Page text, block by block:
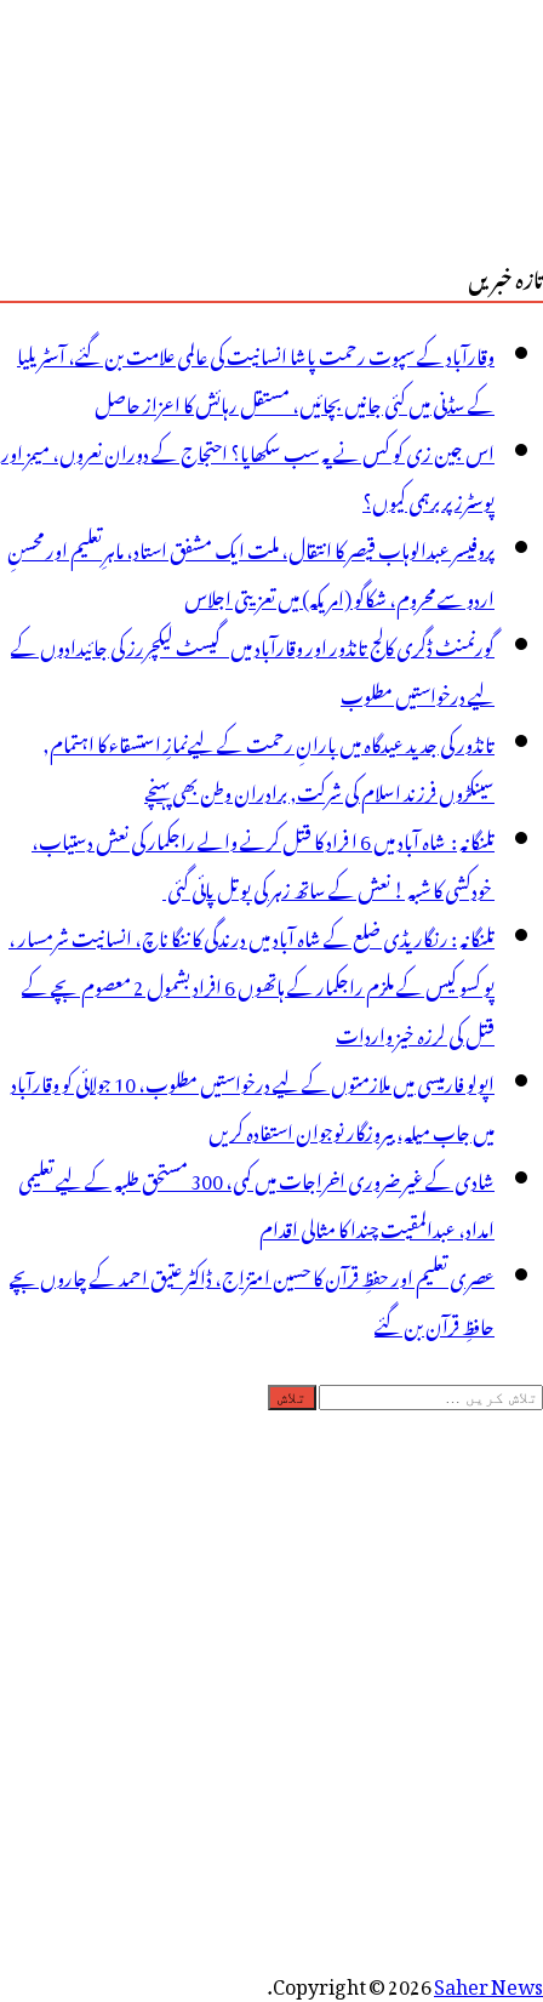
تازہ خبریں
وقارآباد کے سپوت رحمت پاشا انسانیت کی عالمی علامت بن گئے، آسٹریلیا
کے سڈنی میں کئی جانیں بچائیں، مستقل رہائش کا اعزاز حاصل
اس جین زی کو کس نے یہ سب سکھایا؟ احتجاج کے دوران نعروں، میمز اور
پوسٹرز پر برہمی کیوں؟
پروفیسر عبدالوہاب قیصر کا انتقال، ملت ایک مشفق استاد، ماہرِتعلیم اور محسنِ
اردو سے محروم، شکاگو (امریکہ) میں تعزیتی اجلاس
گورنمنٹ ڈگری کالج تانڈور اور وقارآباد میں گیسٹ لیکچررز کی جائیدادوں کے
لیے درخواستیں مطلوب
تانڈور کی جدید عیدگاہ میں بارانِ رحمت کے لیےنمازِ استسقاء کا اہتمام,
سینکڑوں فرزند اسلام کی شرکت, برادران وطن بھی پہنچے
تلنگانہ : شاہ آباد میں 6 ا فراد کا قتل کرنے والے راجکمار کی نعش دستیاب،
خودکشی کا شبہ ! نعش کے ساتھ زہر کی بوتل پائی گئی
تلنگانہ : رنگاریڈی ضلع کے شاہ آباد میں درندگی کا ننگا ناچ، انسانیت شرمسار ،
پو کسو کیس کے ملزم راجکمار کے ہاتھوں 6 افراد بشمول 2 معصوم بچے کے
قتل کی لرزہ خیز واردات
اپولو فارمیسی میں ملازمتوں کے لیے درخواستیں مطلوب، 10 جولائی کو وقارآباد
میں جاب میلہ، بیروزگار نوجوان استفادہ کریں
شادی کے غیر ضروری اخراجات میں کمی، 300 مستحق طلبہ کے لیے تعلیمی
امداد، عبدالمقیت چندا کا مثالی اقدام
عصری تعلیم اور حفظِ قرآن کا حسین امتزاج، ڈاکٹر عتیق احمد کے چاروں بچے
حافظِ قرآن بن گئے
تلاش
Copyright © 2026Saher News
.